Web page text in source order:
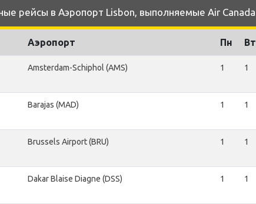
рейсы в Аэропорт Lisbon, выполняемые Air Canada
Аэропорт Пн Вт
Amsterdam-Schiphol (AMS) 1 1
Barajas (MAD) 1 1
Brussels Airport (BRU) 1 1
Dakar Blaise Diagne (DSS) 1 1